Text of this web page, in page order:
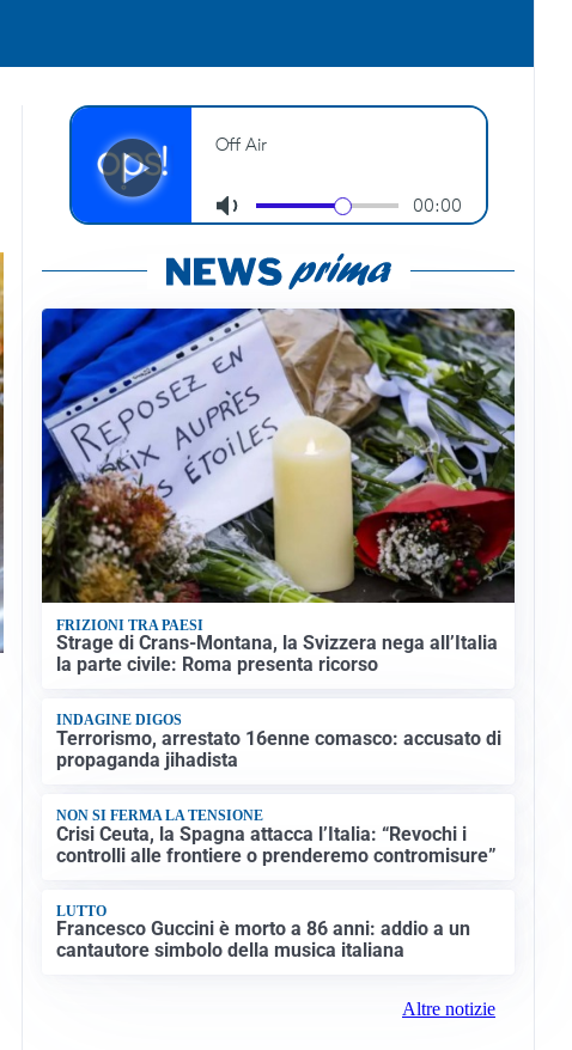
FRIZIONI TRA PAESI
Strage di Crans-Montana, la Svizzera nega all’Italia
la parte civile: Roma presenta ricorso
INDAGINE DIGOS
Terrorismo, arrestato 16enne comasco: accusato di
propaganda jihadista
NON SI FERMA LA TENSIONE
Crisi Ceuta, la Spagna attacca l’Italia: “Revochi i
controlli alle frontiere o prenderemo contromisure”
LUTTO
Francesco Guccini è morto a 86 anni: addio a un
cantautore simbolo della musica italiana
Altre notizie